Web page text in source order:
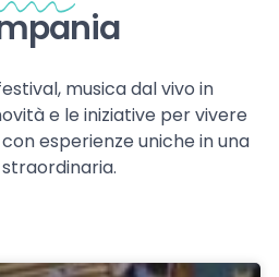
musica dal vivo in
e le iniziative per vivere
esperienze uniche in una